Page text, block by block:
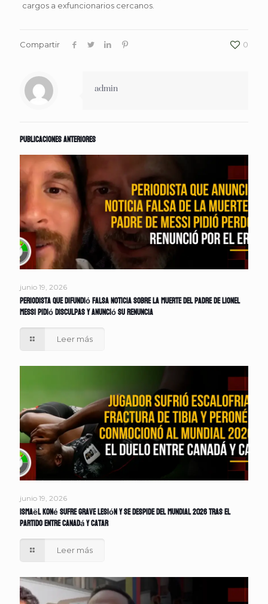
cargos a exfuncionarios cercanos.
Compartir 0
admin
Publicaciones anteriores
junio 19, 2026
Periodista que difundió falsa noticia sobre la muerte del padre de Lionel
Messi pidió disculpas y anunció su renuncia
Leer más
junio 19, 2026
Ismaël Koné sufre grave lesión y se despide del Mundial 2026 tras el
partido entre Canadá y Catar
Leer más